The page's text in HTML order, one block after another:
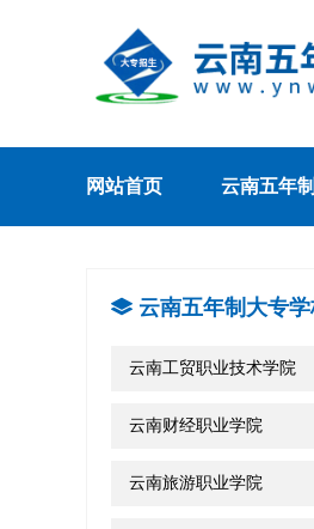
网站首页 云南五年
云南五年制大专
云南工贸职业技术学院
云南财经职业学院
云南旅游职业学院